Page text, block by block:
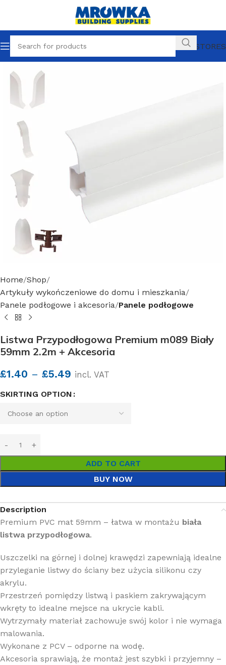
OUR STORES
Home Shop
Artykuły wykończeniowe do domu i mieszkania
Panele podłogowe i akcesoria Panele podłogowe
Listwa Przypodłogowa Premium m089 Biały
59mm 2.2m + Akcesoria
£1.40 – £5.49 incl. VAT
SKIRTING OPTION
ADD TO CART
BUY NOW
Description
Premium PVC mat 59mm – łatwa w montażu biała
listwa przypodłogowa.
Uszczelki na górnej i dolnej krawędzi zapewniają idealne
przyleganie listwy do ściany bez użycia silikonu czy
akrylu.
Przestrzeń pomiędzy listwą i paskiem zakrywającym
wkręty to idealne mejsce na ukrycie kabli.
Wytrzymały materiał zachowuje swój kolor i nie wymaga
malowania.
Wykonane z PCV – odporne na wodę.
Akcesoria sprawiają, że montaż jest szybki i przyjemny –